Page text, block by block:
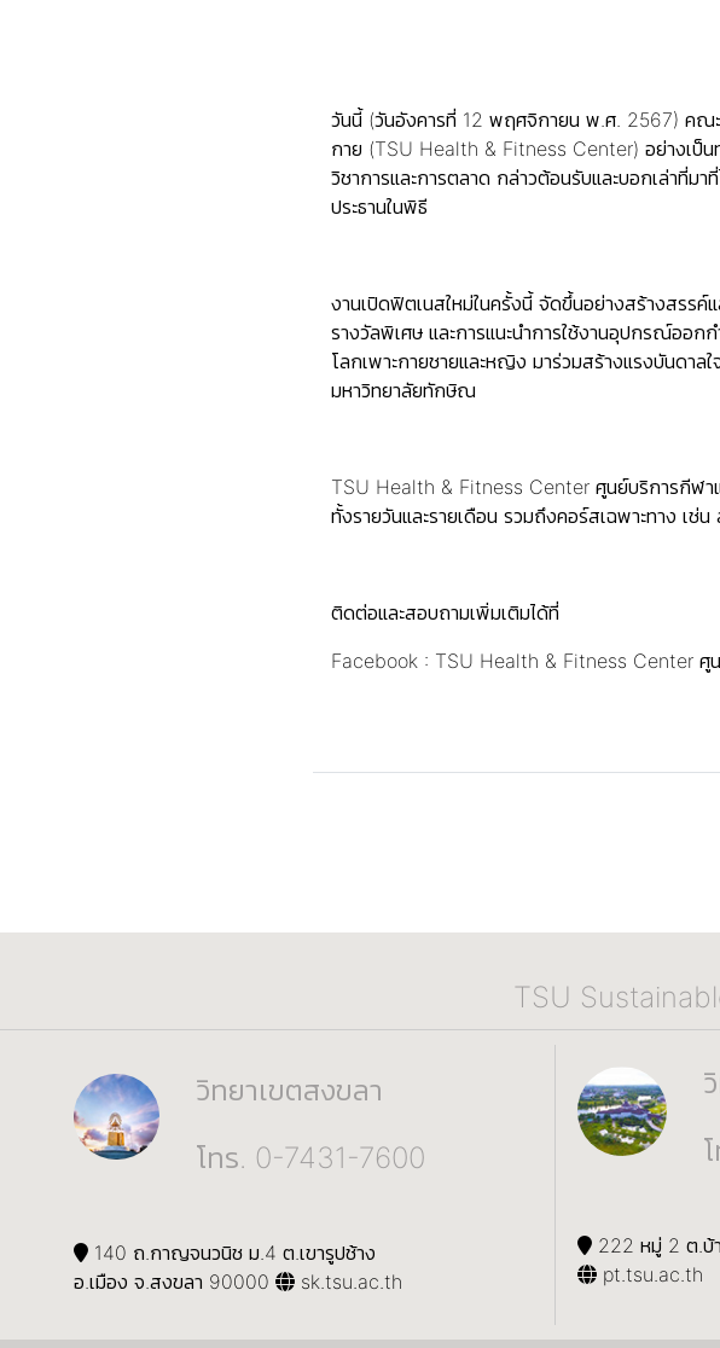
วันนี้ (วันอังคารที่ 12 พฤศจิกายน พ.ศ. 2567) คณ
กาย (TSU Health & Fitness Center) อย่างเป็
วิชาการและการตลาด กล่าวต้อนรับและบอกเล่าที่
ประธานในพิธี
งานเปิดฟิตเนสใหม่ในครั้งนี้ จัดขึ้นอย่างสร้างสรร
รางวัลพิเศษ และการแนะนำการใช้งานอุปกรณ์ออก
โลกเพาะกายชายและหญิง มาร่วมสร้างแรงบันด
มหาวิทยาลัยทักษิณ
TSU Health & Fitness Center ศูนย์บริการกีฬา
ทั้งรายวันและรายเดือน รวมถึงคอร์สเฉพาะทาง เ
ติดต่อและสอบถามเพิ่มเติมได้ที่
Facebook : TSU Health & Fitness Center ศู
TSU
วิทยาเขตสงขลา
โทร. 0-7431-7600
140 ถ.กาญจนวนิช ม.4 ต.เขารูปช้าง
อ.เมือง จ.สงขลา 90000
sk.tsu.ac.th
222 หมู่ 2 ต.บ้
pt.tsu.ac.th